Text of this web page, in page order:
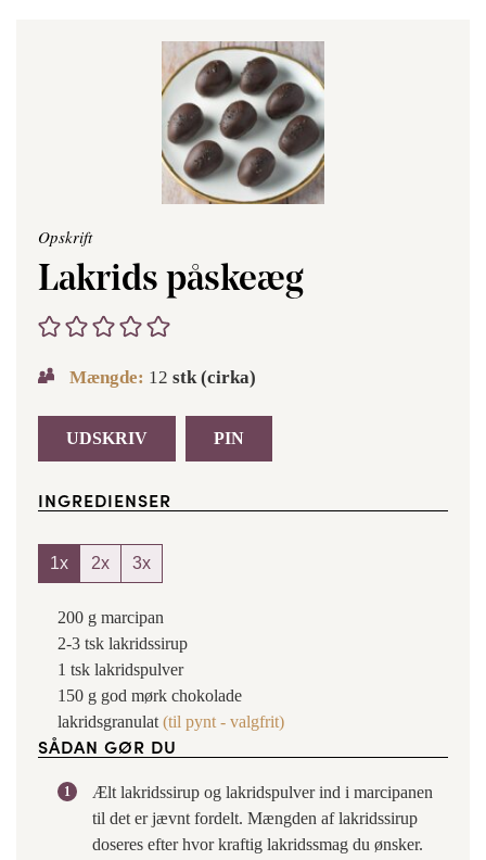
Opskrift
Lakrids påskeæg
Mængde: 12 stk (cirka)
UDSKRIV PIN
INGREDIENSER
1x 2x 3x
200 g marcipan
2-3 tsk lakridssirup
1 tsk lakridspulver
150 g god mørk chokolade
lakridsgranulat (til pynt - valgfrit)
SÅDAN GØR DU
Ælt lakridssirup og lakridspulver ind i marcipanen
til det er jævnt fordelt. Mængden af lakridssirup
doseres efter hvor kraftig lakridssmag du ønsker.